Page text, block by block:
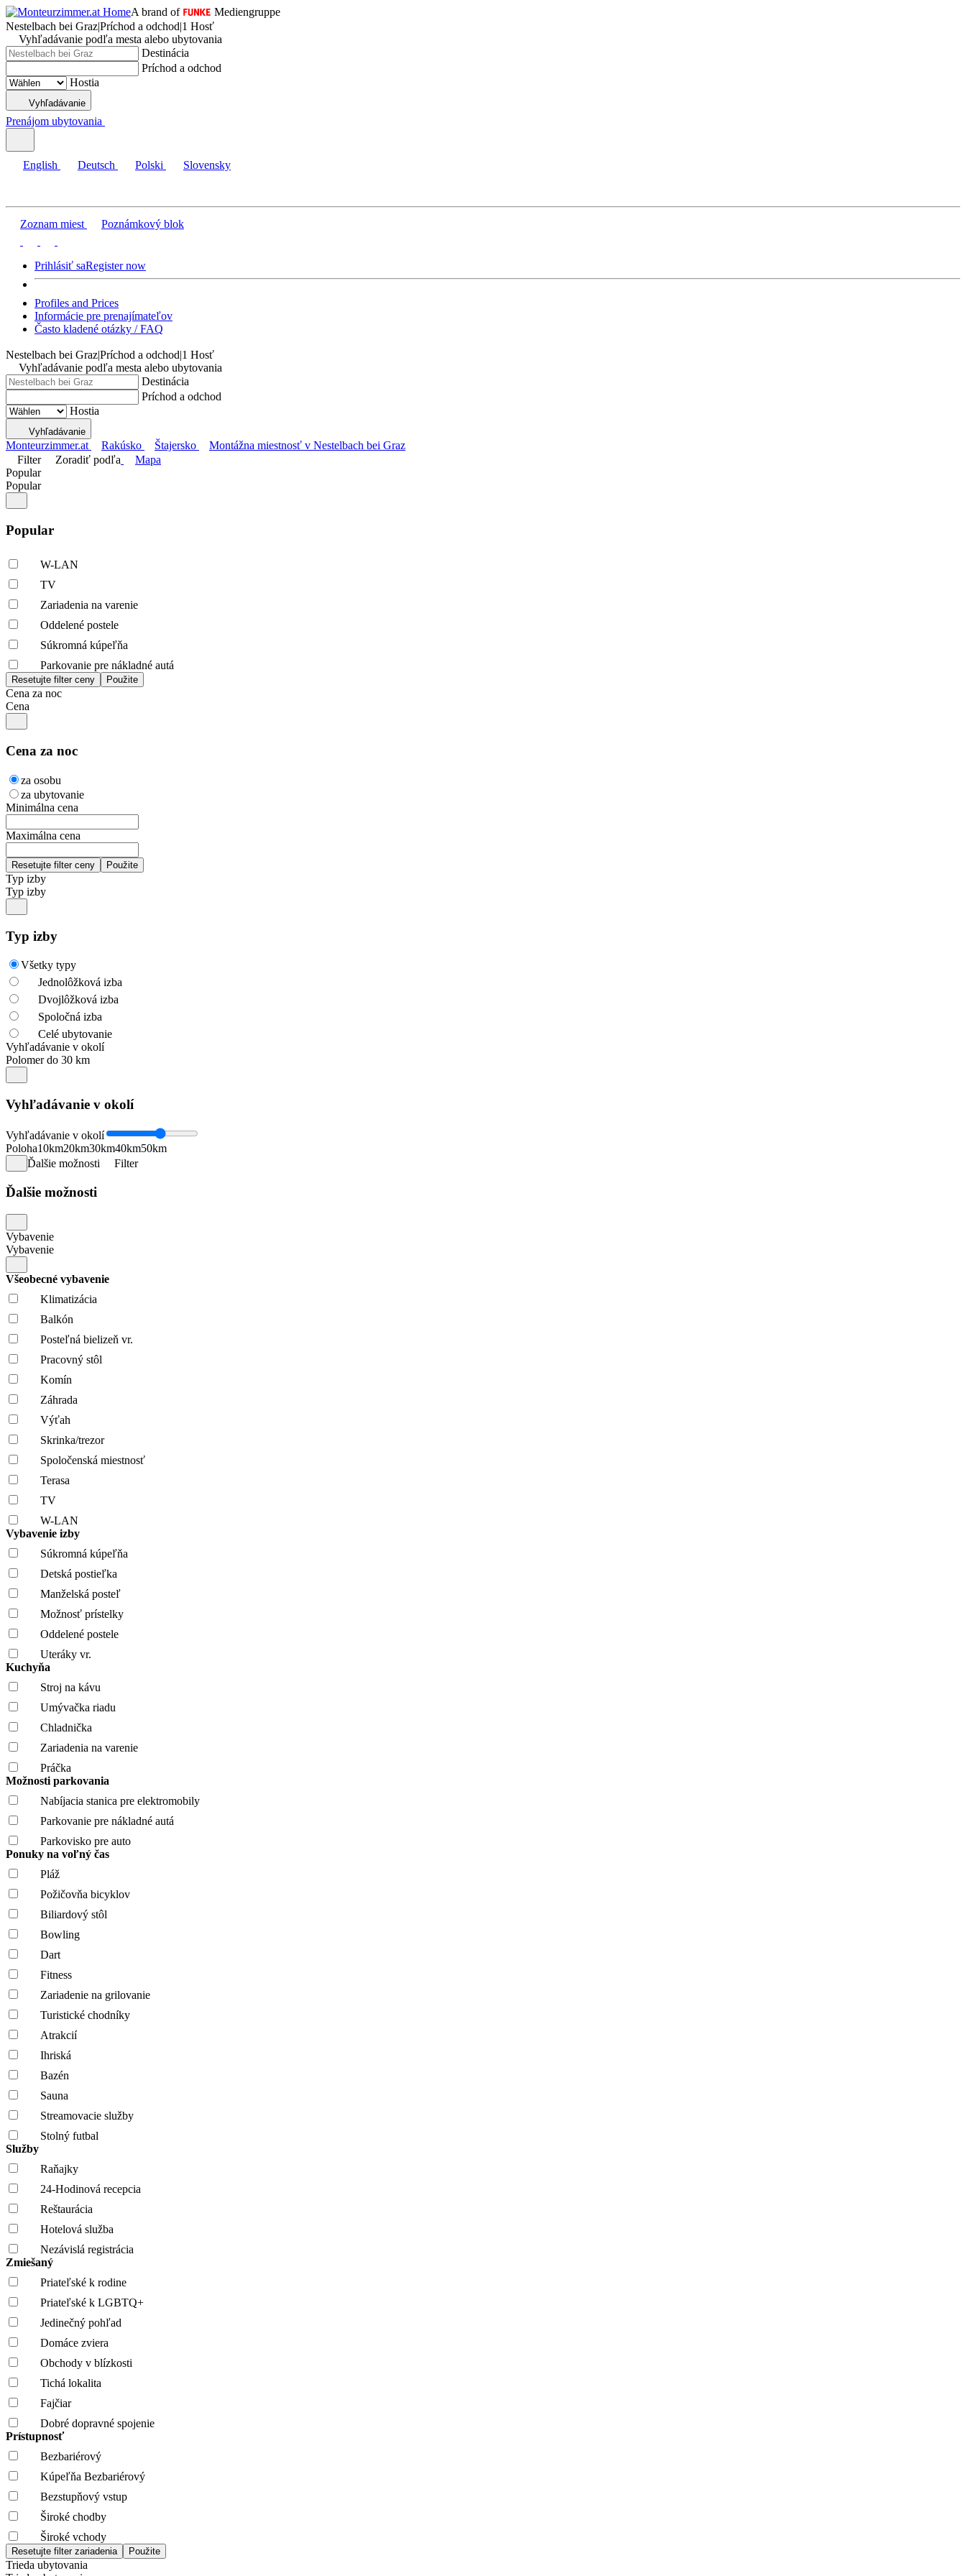
A brand of
Mediengruppe
Nestelbach bei Graz|Príchod a odchod|1 Hosť
Vyhľadávanie podľa mesta alebo ubytovania
Destinácia
Príchod a odchod
Hostia
Vyhľadávanie
Prenájom ubytovania
English Deutsch Polski Slovensky
Zoznam miest Poznámkový blok
Prihlásiť saRegister now
Profiles and Prices
Informácie pre prenajímateľov
Často kladené otázky / FAQ
Nestelbach bei Graz|Príchod a odchod|1 Hosť
Vyhľadávanie podľa mesta alebo ubytovania
Destinácia
Príchod a odchod
Hostia
Vyhľadávanie
Monteurzimmer.at Rakúsko Štajersko
Montážna miestnosť v Nestelbach bei Graz
Filter
Zoradiť podľa
Mapa
Popular
Popular
Popular
W-LAN
TV
Zariadenia na varenie
Oddelené postele
Súkromná kúpeľňa
Parkovanie pre nákladné autá
Cena za noc
Cena
Cena za noc
za osobu
za ubytovanie
Minimálna cena
Maximálna cena
Typ izby
Typ izby
Typ izby
Všetky typy
Jednolôžková izba
Dvojlôžková izba
Spoločná izba
Celé ubytovanie
Vyhľadávanie v okolí
Polomer do 30 km
Vyhľadávanie v okolí
Vyhľadávanie v okolí
Poloha10km20km30km40km50km
Ďalšie možnosti
Filter
Ďalšie možnosti
Vybavenie
Vybavenie
Všeobecné vybavenie
Klimatizácia
Balkón
Posteľná bielizeň vr.
Pracovný stôl
Komín
Záhrada
Výťah
Skrinka/trezor
Spoločenská miestnosť
Terasa
TV
W-LAN
Vybavenie izby
Súkromná kúpeľňa
Detská postieľka
Manželská posteľ
Možnosť prístelky
Oddelené postele
Uteráky vr.
Kuchyňa
Stroj na kávu
Umývačka riadu
Chladnička
Zariadenia na varenie
Práčka
Možnosti parkovania
Nabíjacia stanica pre elektromobily
Parkovanie pre nákladné autá
Parkovisko pre auto
Ponuky na voľný čas
Pláž
Požičovňa bicyklov
Biliardový stôl
Bowling
Dart
Fitness
Zariadenie na grilovanie
Turistické chodníky
Atrakcií
Ihriská
Bazén
Sauna
Streamovacie služby
Stolný futbal
Služby
Raňajky
24-Hodinová recepcia
Reštaurácia
Hotelová služba
Nezávislá registrácia
Zmiešaný
Priateľské k rodine
Priateľské k LGBTQ+
Jedinečný pohľad
Domáce zviera
Obchody v blízkosti
Tichá lokalita
Fajčiar
Dobré dopravné spojenie
Prístupnosť
Bezbariérový
Kúpeľňa Bezbariérový
Bezstupňový vstup
Široké chodby
Široké vchody
Trieda ubytovania